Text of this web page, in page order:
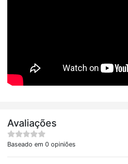
Avaliações
Baseado em 0 opiniões